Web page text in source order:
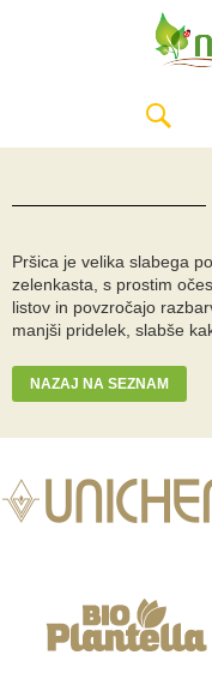
Pršica je velika slabega
zelenkasta, s prostim
listov in povzročajo
manjši pridelek, slabše
NAZAJ NA SEZNAM